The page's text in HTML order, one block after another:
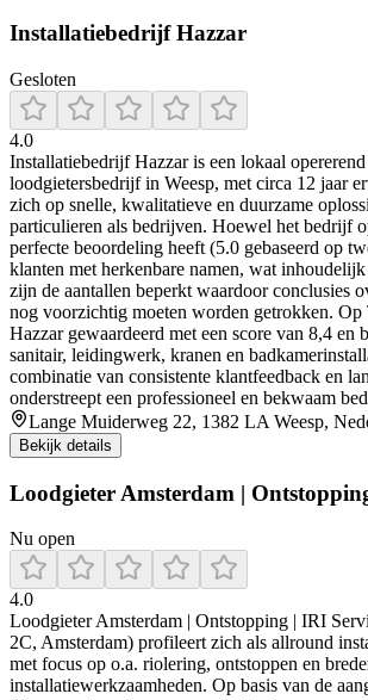
Installatiebedrijf Hazzar
Gesloten
4.0
Installatiebedrijf Hazzar is een lokaal
loodgietersbedrijf in Weesp, met circa 12 jaar
zich op snelle, kwalitatieve en duurzame
particulieren als bedrijven. Hoewel het bedrijf
perfecte beoordeling heeft (5.0 gebaseerd op
klanten met herkenbare namen, wat
zijn de aantallen beperkt waardoor conclusies
nog voorzichtig moeten worden getrokken.
Hazzar gewaardeerd met een score van 8,4 en
sanitair, leidingwerk, kranen en
combinatie van consistente klantfeedback en
onderstreept een professioneel en bekwaam
Lange Muiderweg 22, 1382 LA Weesp,
Bekijk details
Loodgieter Amsterdam |
Nu open
4.0
Loodgieter Amsterdam | Ontstopping | IRI
2C, Amsterdam) profileert zich als allround
met focus op o.a. riolering, ontstoppen en
installatiewerkzaamheden. Op basis van de